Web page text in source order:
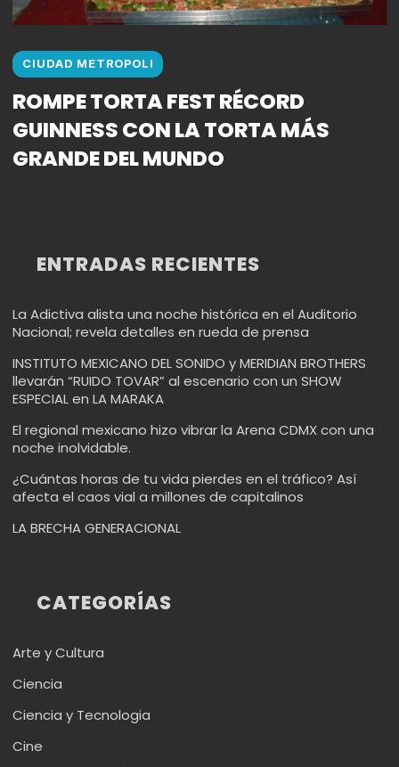
CIUDAD METROPOLI
ROMPE TORTA FEST RÉCORD
GUINNESS CON LA TORTA MÁS
GRANDE DEL MUNDO
ENTRADAS RECIENTES
La Adictiva alista una noche histórica en el Auditorio
Nacional; revela detalles en rueda de prensa
INSTITUTO MEXICANO DEL SONIDO y MERIDIAN BROTHERS
llevarán “RUIDO TOVAR” al escenario con un SHOW
ESPECIAL en LA MARAKA
El regional mexicano hizo vibrar la Arena CDMX con una
noche inolvidable.
¿Cuántas horas de tu vida pierdes en el tráfico? Así
afecta el caos vial a millones de capitalinos
LA BRECHA GENERACIONAL
CATEGORÍAS
Arte y Cultura
Ciencia
Ciencia y Tecnologia
Cine